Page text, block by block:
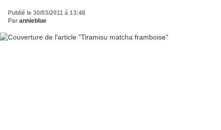
Publié le 30/03/2011 à 13:48
Par annieblue